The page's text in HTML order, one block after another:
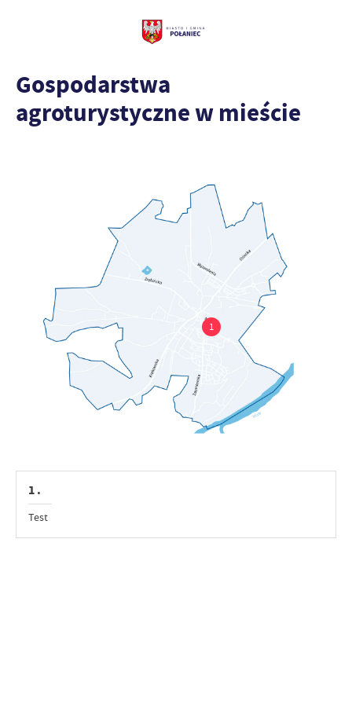
Gospodarstwa
agroturystyczne w mieście
1 .
Test